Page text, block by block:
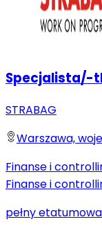
Specjalista/-
STRABAG
Warszawa,
Finanse i
Finanse i
pełny etat